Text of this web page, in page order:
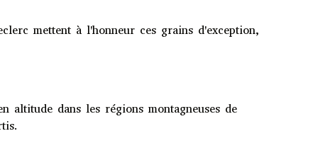
mettent à l'honneur ces grains d'exception,
altitude dans les régions montagneuses de